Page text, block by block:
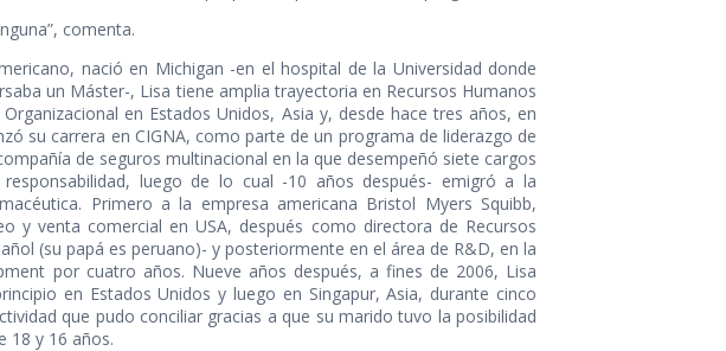
comenta.
nació en Michigan -en el hospital de la Universidad donde
un Máster-, Lisa tiene amplia trayectoria en Recursos Humanos
en Estados Unidos, Asia y, desde hace tres años, en
su carrera en CIGNA, como parte de un programa de liderazgo de
de seguros multinacional en la que desempeñó siete cargos
luego de lo cual -10 años después- emigró a la
Primero a la empresa americana Bristol Myers Squibb,
venta comercial en USA, después como directora de Recursos
(su papá es peruano)- y posteriormente en el área de R&D, en la
por cuatro años. Nueve años después, a fines de 2006, Lisa
en Estados Unidos y luego en Singapur, Asia, durante cinco
que pudo conciliar gracias a que su marido tuvo la posibilidad
18 y 16 años.